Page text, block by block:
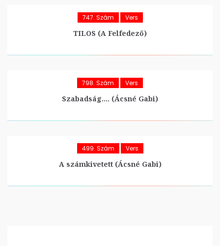
747. Szám Vers
TILOS (A Felfedező)
798. Szám Vers
Szabadság…. (Ácsné Gabi)
499. Szám Vers
A számkivetett (Ácsné Gabi)